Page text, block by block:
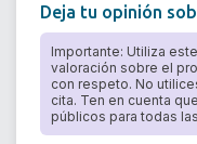
Deja tu opinión
Importante: Utiliza
valoración sobre el
con respeto. No
cita. Ten en cuenta
públicos para todas